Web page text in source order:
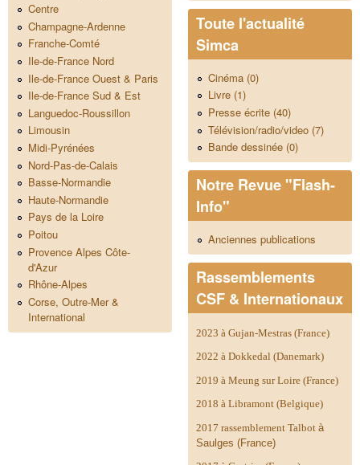
Centre
Champagne-Ardenne
Franche-Comté
Ile-de-France Nord
Ile-de-France Ouest & Paris
Ile-de-France Sud & Est
Languedoc-Roussillon
Limousin
Midi-Pyrénées
Nord-Pas-de-Calais
Basse-Normandie
Haute-Normandie
Pays de la Loire
Poitou
Provence Alpes Côte-
d'Azur
Rhône-Alpes
Corse, Outre-Mer &
International
Toute l'actualité
Simca
Cinéma (0)
Livre (1)
Presse écrite (40)
Télévision/radio/video (7)
Bande dessinée (0)
Notre Revue "Flash-
Info"
Anciennes publications
Rassemblements
CSF & Internationaux
2023 à Gujan-Mestras (France)
2022 à Dokkedal (Danemark)
2019 à Meung sur Loire (France)
2018 à Libramont (Belgique)
2017 rassemblement Talbot à
Saulges (France)